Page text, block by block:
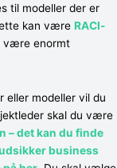
til modeller der er
kan være RACI-
være enormt
eller modeller vil du
skal du være
– det kan du finde
business